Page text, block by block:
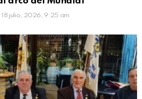
18 julio, 2026, 9:25 am